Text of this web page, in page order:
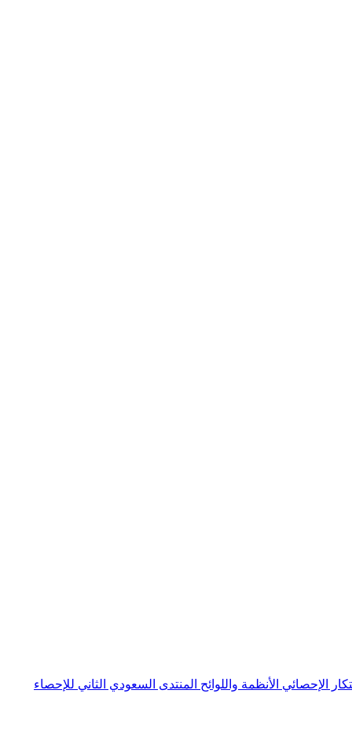
الإحصائي الأنظمة واللوائح المنتدى السعودي الثاني للإحصاء